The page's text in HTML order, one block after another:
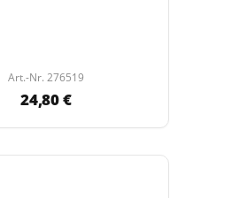
Art.-Nr. 276519
24,80 €